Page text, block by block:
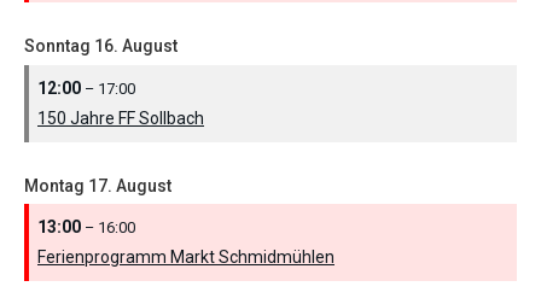
Sonntag 16. August
12:00 – 17:00
150 Jahre FF Sollbach
Montag 17. August
13:00 – 16:00
Ferienprogramm Markt Schmidmühlen